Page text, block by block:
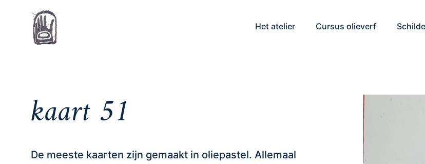
Het atelier Cursus olieverf
kaart 51
De meeste kaarten zijn gemaakt in oliepastel. Allemaal